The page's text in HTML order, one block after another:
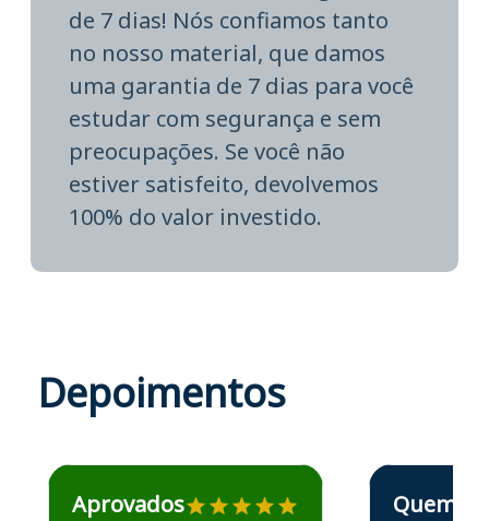
de 7 dias! Nós confiamos tanto
no nosso material, que damos
uma garantia de 7 dias para você
estudar com segurança e sem
preocupações. Se você não
estiver satisfeito, devolvemos
100% do valor investido.
Depoimentos
Estudante José recomenda o Aprova Concursos em
Aprovados
Estudante Elais
Quem